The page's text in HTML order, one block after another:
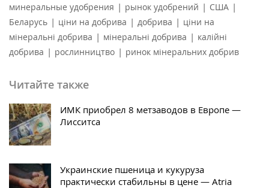
минеральные удобрения | рынок удобрений | США |
Беларусь | ціни на добрива | добрива | ціни на
мінеральні добрива | мінеральні добрива | калійні
добрива | рослинництво | ринок мінеральних добрив
Читайте также
ИМК приобрел 8 метзаводов в Европе —
Лисситса
Украинские пшеница и кукуруза
практически стабильны в цене — Atria